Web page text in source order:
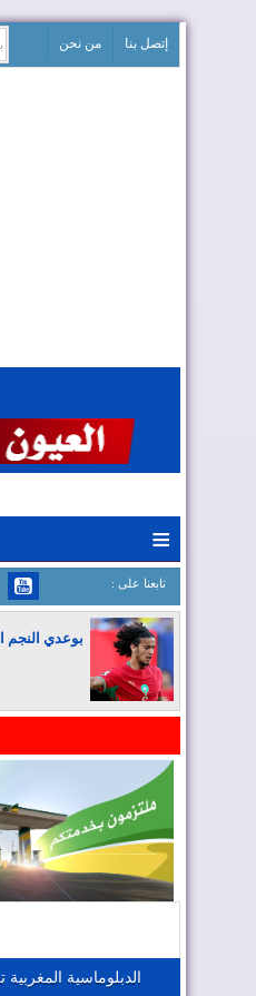
إتصل بنا من نحن
≡
: تابعنا على
بوعدي النجم
المغرب يعزز
الدبلوماسية